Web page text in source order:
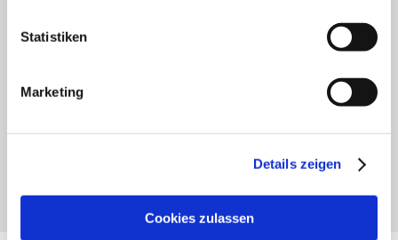
Statistiken
Marketing
Details zeigen
Cookies zulassen
Health Map“